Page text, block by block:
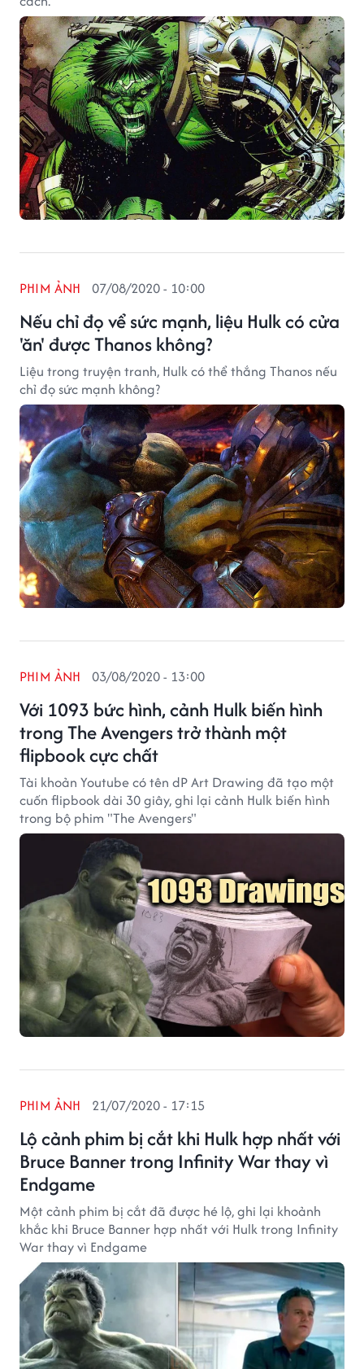
Nếu chỉ đọ vể sức mạnh, liệu Hulk có cửa
'ăn' được Thanos không?
PHIM ẢNH 07/08/2020 - 10:00
Liệu trong truyện tranh, Hulk có thể thắng Thanos nếu
chỉ đọ sức mạnh không?
Với 1093 bức hình, cảnh Hulk biến hình
trong The Avengers trở thành một
flipbook cực chất
PHIM ẢNH 03/08/2020 - 13:00
Tài khoản Youtube có tên dP Art Drawing đã tạo một
cuốn flipbook dài 30 giây, ghi lại cảnh Hulk biến hình
trong bộ phim "The Avengers"
Lộ cảnh phim bị cắt khi Hulk hợp nhất với
Bruce Banner trong Infinity War thay vì
Endgame
PHIM ẢNH 21/07/2020 - 17:15
Một cảnh phim bị cắt đã được hé lộ, ghi lại khoảnh
khắc khi Bruce Banner hợp nhất với Hulk trong Infinity
War thay vì Endgame